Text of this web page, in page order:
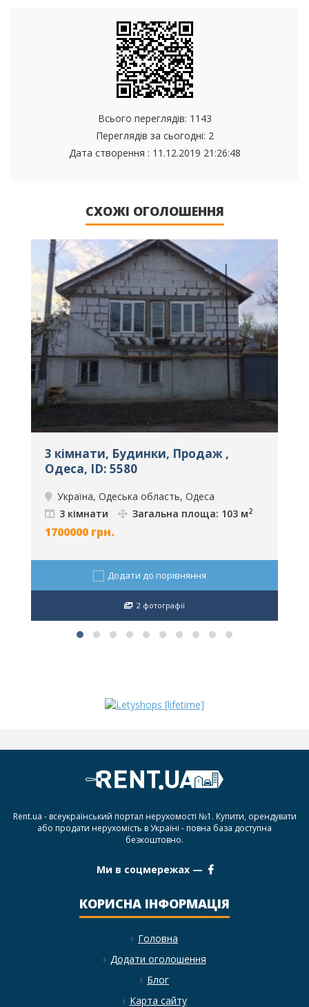
Всього переглядів: 1143
Переглядів за сьогодні: 2
Дата створення : 11.12.2019 21:26:48
СХОЖІ ОГОЛОШЕННЯ
3 кімнати, Будинки, Продаж ,
Одеса, ID: 5580
Україна, Одеська область, Одеса
3 кімнати
Загальна площа: 103 м2
1700000 грн.
Додати до порівняння
2 фотографії
Rent.ua - всеукраїнський портал нерухомості №1. Купити, орендувати
або продати нерухомість в Україні - повна база доступна
безкоштовно.
Ми в соцмережах —
КОРИСНА ІНФОРМАЦІЯ
Головна
Додати оголошення
Блог
Карта сайту